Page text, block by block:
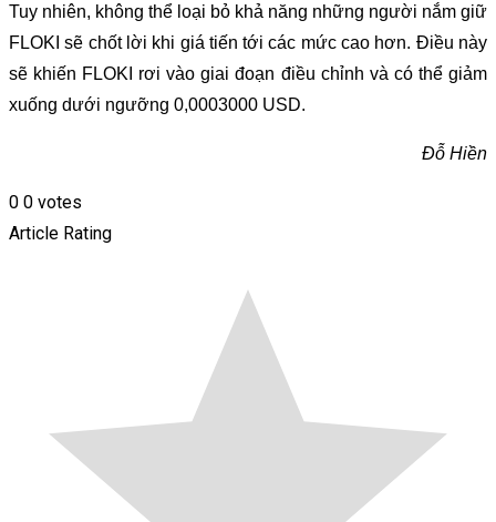
Tuy nhiên, không thể loại bỏ khả năng những người nắm giữ
FLOKI sẽ chốt lời khi giá tiến tới các mức cao hơn. Điều này
sẽ khiến FLOKI rơi vào giai đoạn điều chỉnh và có thể giảm
xuống dưới ngưỡng 0,0003000 USD.
Đỗ Hiền
0 0 votes
Article Rating